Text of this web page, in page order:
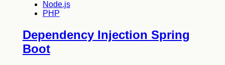
Node.js
PHP
Dependency Injection Spring
Boot